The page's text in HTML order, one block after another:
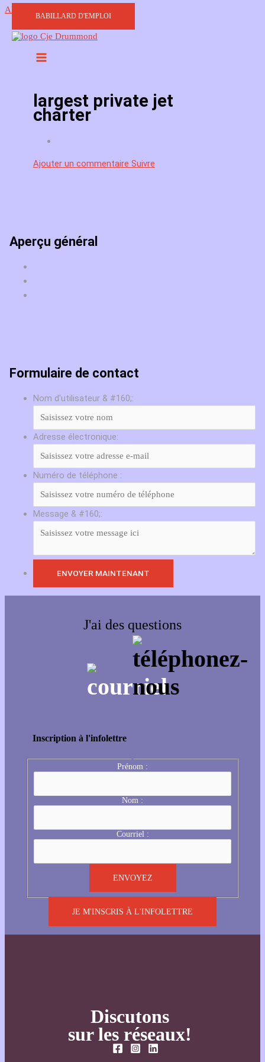
Aller au contenu
BABILLARD D'EMPLOI
largest private jet
charter
Ajouter un commentaire Suivre
Aperçu général
Formulaire de contact
Nom d'utilisateur & #160;:
Adresse électronique:
Numéro de téléphone :
Message & #160;:
J'ai des questions
Inscription à l'infolettre
Prénom :
Nom :
Courriel :
JE M'INSCRIS À L'INFOLETTRE
Discutons
sur les réseaux!